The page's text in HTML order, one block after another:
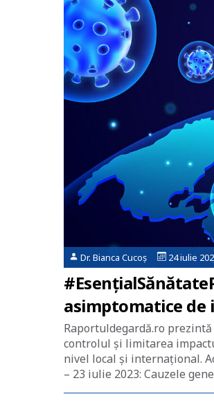
Dr. Bianca Cucoș 24 iulie
asimptomatice de
Raportuldegardă.ro
controlul și limitarea
nivel local și internațional.
– 23 iulie 2023: Cauzele